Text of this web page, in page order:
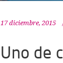
17 diciembre, 2015
Uno de